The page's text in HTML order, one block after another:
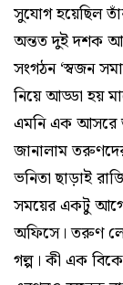
সুযোগ হয়েছিল
অন্তত দুই দশক
সংগঠন ‘স্বজন
নিয়ে আড্ডা হয়
এমনি এক আসরে
জানালাম
ভনিতা ছাড়াই
সময়ের একটু
অফিসে। তরুণ
গল্প। কী এক